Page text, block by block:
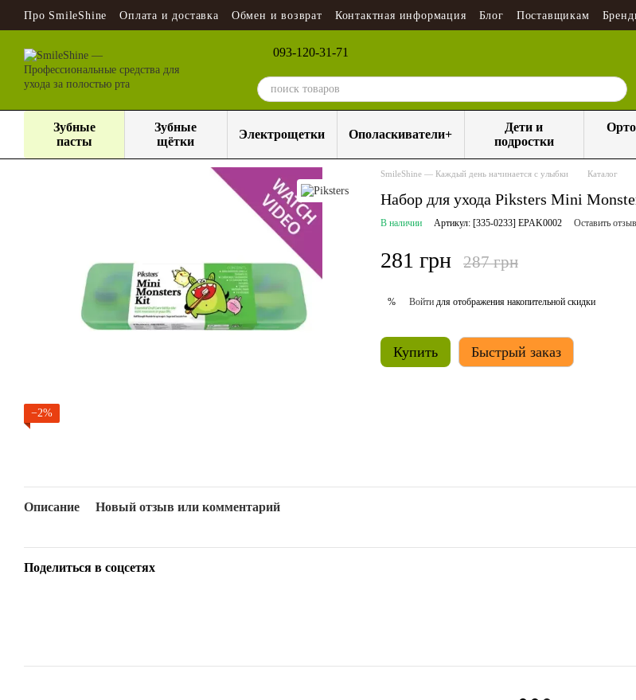
Перейти к основному контенту
Про SmileShine Оплата и доставка Обмен и возврат Контактная информация Блог Поставщикам
093-120-31-71
Зубные
пасты
Зубные
щётки
Электрощетки Ополаскиватели+
Дети и
подростки
−2%
SmileShine — Каждый день начинается с улыбки Каталог
Набор для ухода Piksters Mini
В наличии Артикул: [335-0233] EPAK0002 Оставить отзыв
281 грн 287 грн
% Войти для отображения накопительной скидки
Купить Быстрый заказ
Описание
Новый отзыв или комментарий
Поделиться в соцсетях